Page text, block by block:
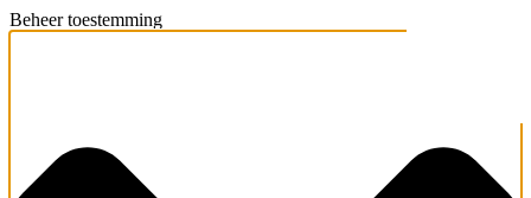
Beheer toestemming